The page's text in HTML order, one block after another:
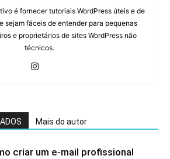
é fornecer tutoriais WordPress úteis e de
sejam fáceis de entender para pequenas
e proprietários de sites WordPress não
técnicos.
Mais do autor
criar um e-mail profissional